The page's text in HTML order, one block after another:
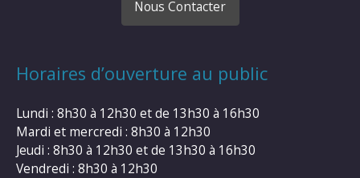
Nous Contacter
Horaires d’ouverture au public
Lundi : 8h30 à 12h30 et de 13h30 à 16h30
Mardi et mercredi : 8h30 à 12h30
Jeudi : 8h30 à 12h30 et de 13h30 à 16h30
Vendredi : 8h30 à 12h30